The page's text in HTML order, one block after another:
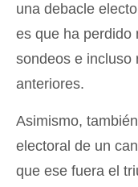
una debacle
es que ha perdido
sondeos e incluso
anteriores.
Asimismo,
electoral de un
que ese fuera el